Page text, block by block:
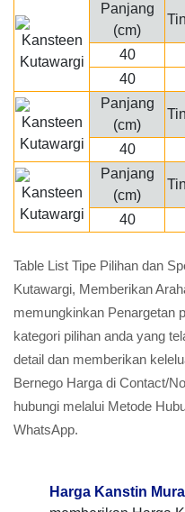
Panjang
(cm)
40
40
Panjang
(cm)
40
Panjang
(cm)
40
Table List Tipe Pilihan dan
Kutawargi, Memberikan
memungkinkan Penargetan
kategori pilihan anda yang
detail dan memberikan
Bernego Harga di Contact/
hubungi melalui Metode
WhatsApp.
Harga Kanstin